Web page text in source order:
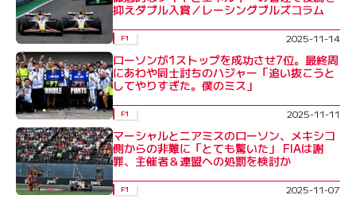
抑えダブル入賞／レーシングブルズコラム
F1 2025-11-14
ローソンが1ストップを成功させ7位。最終周
にあわや同士討ちのハジャー「追い抜こうと
してやりすぎた。僕のミス」
F1 2025-11-11
マーシャルとニアミスのローソン、メキシコ
側からの非難に「とても驚いた」 FIAは謝
罪、主催者＆連盟への処罰を検討か
F1
2025-11-07